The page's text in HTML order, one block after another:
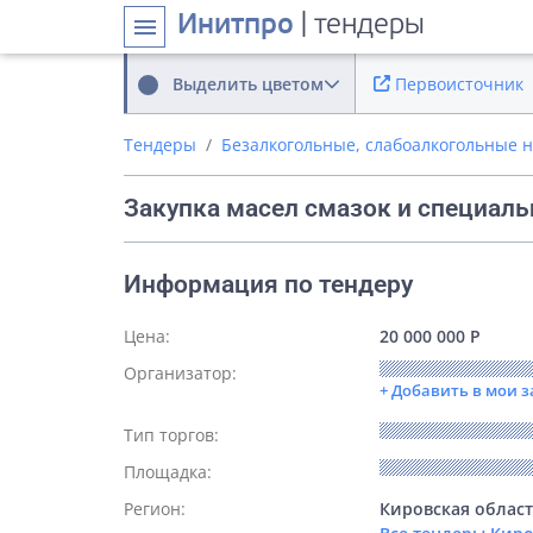
menu Инитпро | тендеры
Выделить цветом Первоисточник
Тендеры Безалкогольные, слабоалкогольные
Закупка масел смазок и
Информация по тендеру
Цена:
20 000 000 Р
Организатор:
+ Добавить в мои
Тип торгов:
Площадка:
Регион:
Кировская